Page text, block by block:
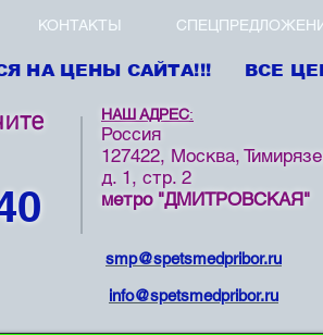
КОНТАКТЫ
НА ЦЕНЫ САЙТА!!! ВСЕ
НАШ АДРЕС:
Россия
127422, Москва,
д. 1, стр. 2
метро "ДМИТРОВСКАЯ"
smp@spetsmedpribor.ru
info@spetsmedpribor.ru